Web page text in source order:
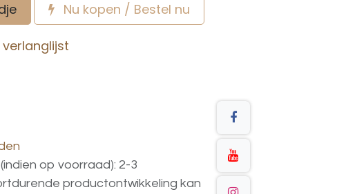
Nu kopen / Bestel nu
op voorraad): 2-3
productontwikkeling kan